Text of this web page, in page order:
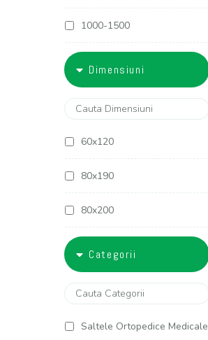
1000-1500
2500-3000
3000-4000
4000-5000
Dimensiuni
60x120
80x190
80x200
Categorii
Saltele Ortopedice Medicale